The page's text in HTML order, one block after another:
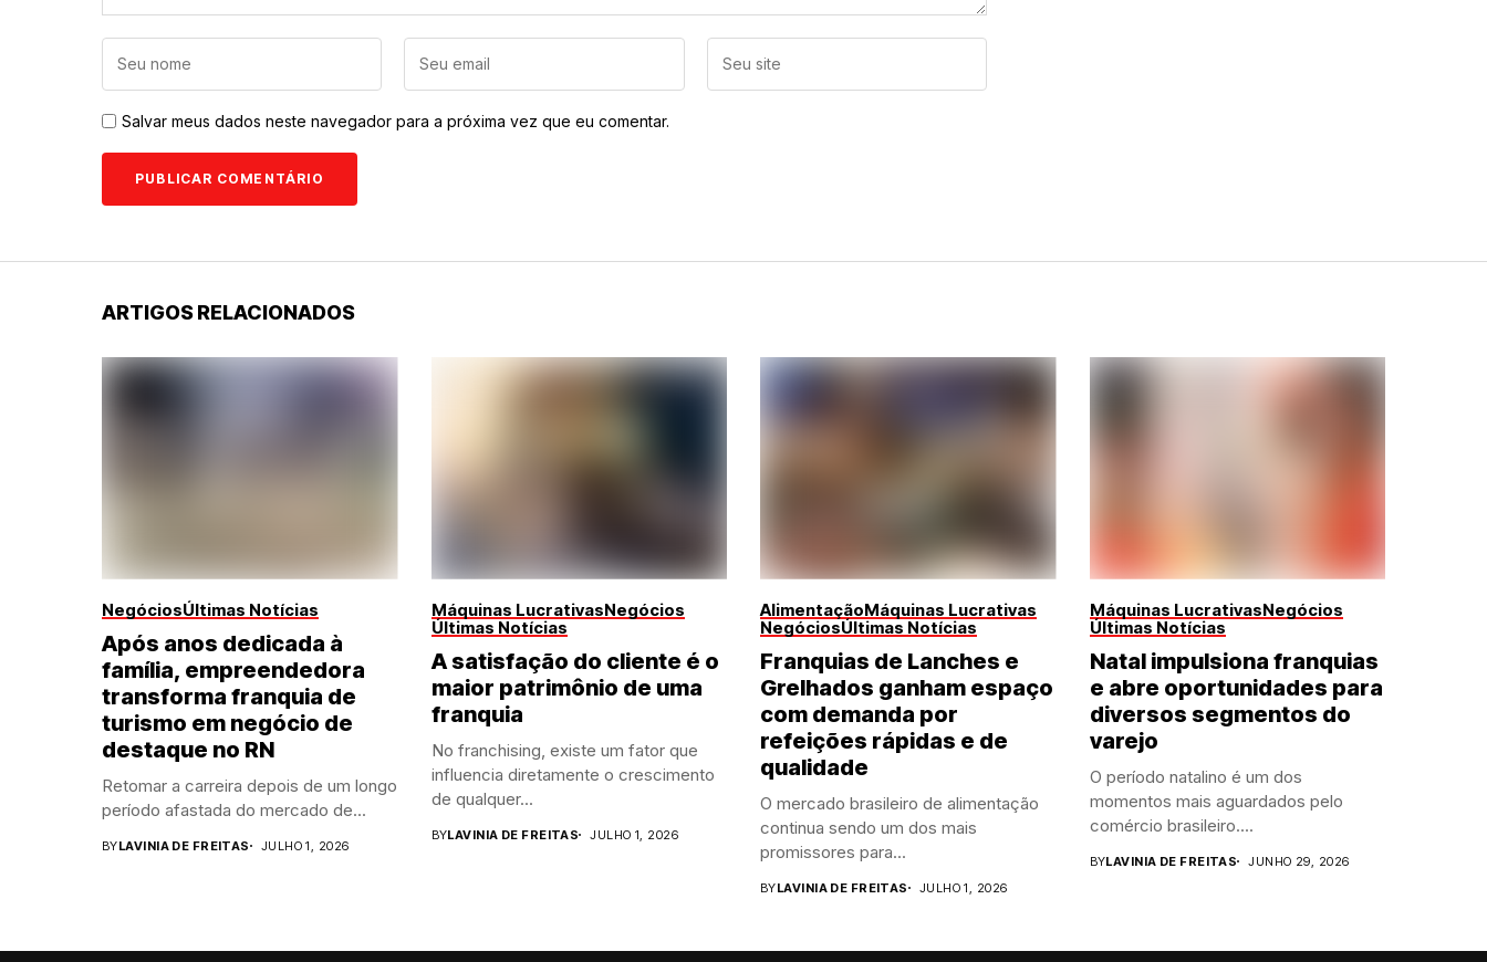
Salvar meus dados neste navegador para a próxima vez que eu comentar.
ARTIGOS RELACIONADOS
NegóciosÚltimas Notícias
Após anos dedicada à
família, empreendedora
transforma franquia de
turismo em negócio de
destaque no RN
Retomar a carreira depois de um longo
período afastada do mercado de...
BYLAVINIA DE FREITAS JULHO 1, 2026
Máquinas LucrativasNegócios
Últimas Notícias
A satisfação do cliente é o
maior patrimônio de uma
franquia
No franchising, existe um fator que
influencia diretamente o crescimento
de qualquer...
BYLAVINIA DE FREITAS JULHO 1, 2026
AlimentaçãoMáquinas Lucrativas
NegóciosÚltimas Notícias
Franquias de Lanches e
Grelhados ganham espaço
com demanda por
refeições rápidas e de
qualidade
O mercado brasileiro de alimentação
continua sendo um dos mais
promissores para...
BYLAVINIA DE FREITAS JULHO 1, 2026
Máquinas LucrativasNegócios
Últimas Notícias
Natal impulsiona franquias
e abre oportunidades para
diversos segmentos do
varejo
O período natalino é um dos
momentos mais aguardados pelo
comércio brasileiro....
BYLAVINIA DE FREITAS JUNHO 29, 2026